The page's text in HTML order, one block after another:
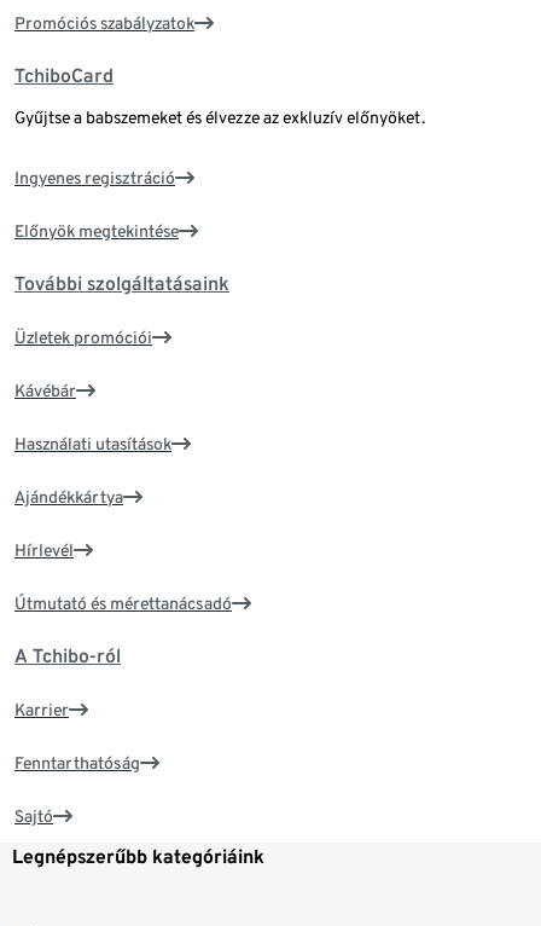
Promóciós szabályzatok
TchiboCard
Gyűjtse a babszemeket és élvezze az exkluzív előnyöket.
Ingyenes regisztráció
Előnyök megtekintése
További szolgáltatásaink
Üzletek promóciói
Kávébár
Használati utasítások
Ajándékkártya
Hírlevél
Útmutató és mérettanácsadó
A Tchibo-ról
Karrier
Fenntarthatóság
Sajtó
Legnépszerűbb kategóriáink